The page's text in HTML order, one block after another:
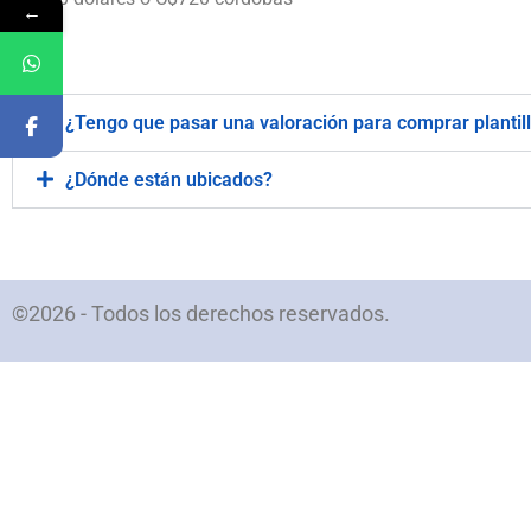
¿Tengo que pasar una valoración para comprar
¿Dónde están ubicados?
©2026 - Todos los derechos reservados.
←